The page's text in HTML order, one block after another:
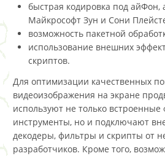
быстрая кодировка под айФон,
Майкрософт Зун и Сони
возможность пакетной
использование внешних
скриптов.
Для оптимизации качественных
видеоизображения на экране
используют не только
инструменты, но и подключают
декодеры, фильтры и скрипты от
разработчиков. Кроме того,